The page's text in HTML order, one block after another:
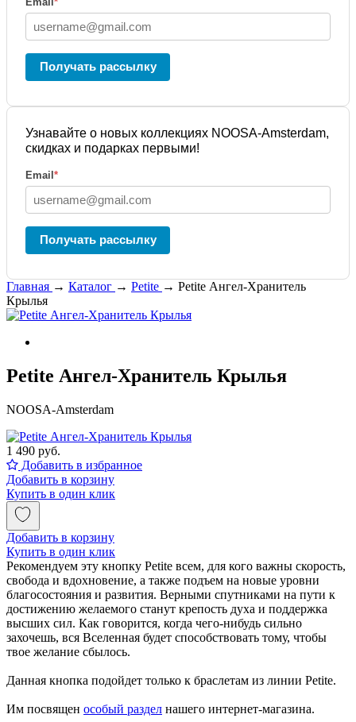
Получать рассылку
Узнавайте о новых коллекциях NOOSA-Amsterdam,
скидках и подарках первыми!
Email *
Получать рассылку
Главная → Каталог → Petite → Petite Ангел-Хранитель
Крылья
Petite Ангел-Хранитель Крылья
NOOSA-Amsterdam
1 490 руб.
Добавить в избранное
Добавить в корзину
Купить в один клик
Добавить в корзину
Купить в один клик
Рекомендуем эту кнопку Petite всем, для кого важны скорость,
свобода и вдохновение, а также подъем на новые уровни
благосостояния и развития. Верными спутниками на пути к
достижению желаемого станут крепость духа и поддержка
высших сил. Как говорится, когда чего-нибудь сильно
захочешь, вся Вселенная будет способствовать тому, чтобы
твое желание сбылось.
Данная кнопка подойдет только к браслетам из линии Petite.
Им посвящен особый раздел нашего интернет-магазина.